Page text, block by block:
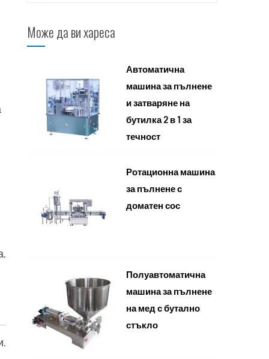
Може да ви хареса
Автоматична
машина за пълнене
и затваряне на
бутилка 2 в 1 за
течност
Ротационна машина
за пълнене с
доматен сос
Полуавтоматична
машина за пълнене
на мед с бутално
стъкло